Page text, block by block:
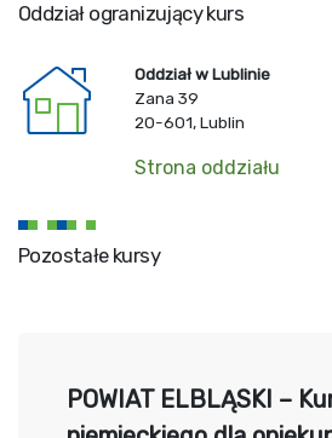
Oddział ogranizujący kurs
Oddział w Lublinie
Zana 39
20-601, Lublin
Strona oddziału
Pozostałe kursy
POWIAT ELBLĄSKI –